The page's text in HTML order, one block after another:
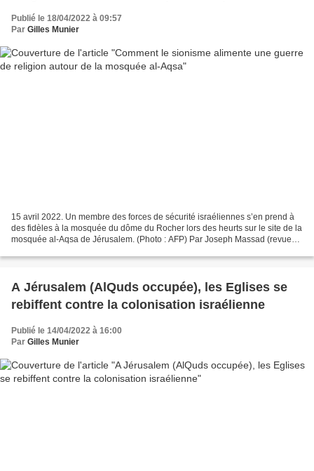
Publié le 18/04/2022 à 09:57
Par Gilles Munier
15 avril 2022. Un membre des forces de sécurité israéliennes s’en prend à
des fidèles à la mosquée du dôme du Rocher lors des heurts sur le site de la
mosquée al-Aqsa de Jérusalem. (Photo : AFP) Par Joseph Massad (revue
A Jérusalem (AlQuds occupée), les Eglises se
rebiffent contre la colonisation israélienne
Publié le 14/04/2022 à 16:00
Par Gilles Munier